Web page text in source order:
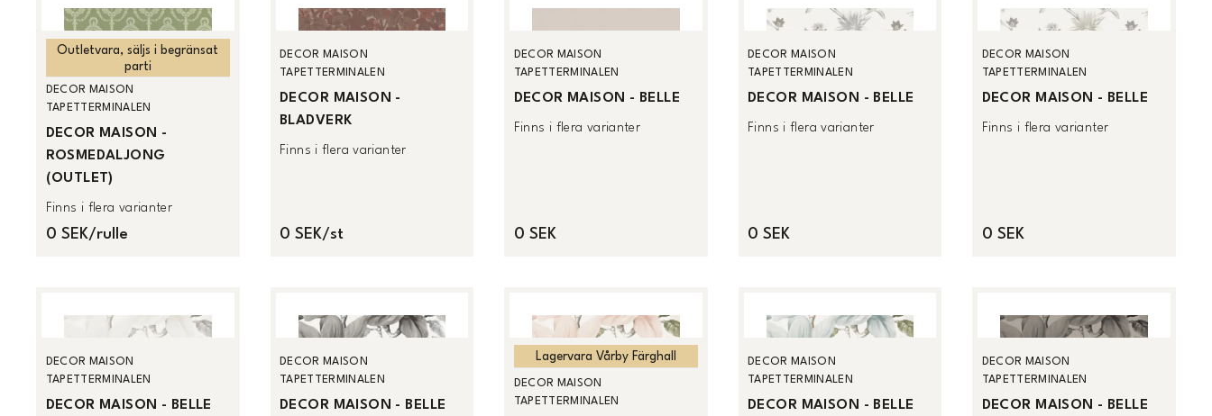
Outletvara, säljs i begränsat
parti
DECOR MAISON
TAPETTERMINALEN
DECOR MAISON -
ROSMEDALJONG
(OUTLET)
Finns i flera varianter
0 SEK/rulle
DECOR MAISON
TAPETTERMINALEN
DECOR MAISON -
BLADVERK
Finns i flera varianter
0 SEK/st
DECOR MAISON
TAPETTERMINALEN
DECOR MAISON - BELLE
Finns i flera varianter
0 SEK
DECOR MAISON
TAPETTERMINALEN
DECOR MAISON - BELLE
Finns i flera varianter
0 SEK
DECOR MAISON
TAPETTERMINALEN
DECOR MAISON - BELLE
Finns i flera varianter
0 SEK
DECOR MAISON
TAPETTERMINALEN
DECOR MAISON - BELLE
DECOR MAISON
TAPETTERMINALEN
DECOR MAISON - BELLE
Lagervara Vårby Färghall
DECOR MAISON
TAPETTERMINALEN
DECOR MAISON
TAPETTERMINALEN
DECOR MAISON - BELLE
DECOR MAISON
TAPETTERMINALEN
DECOR MAISON - BELLE